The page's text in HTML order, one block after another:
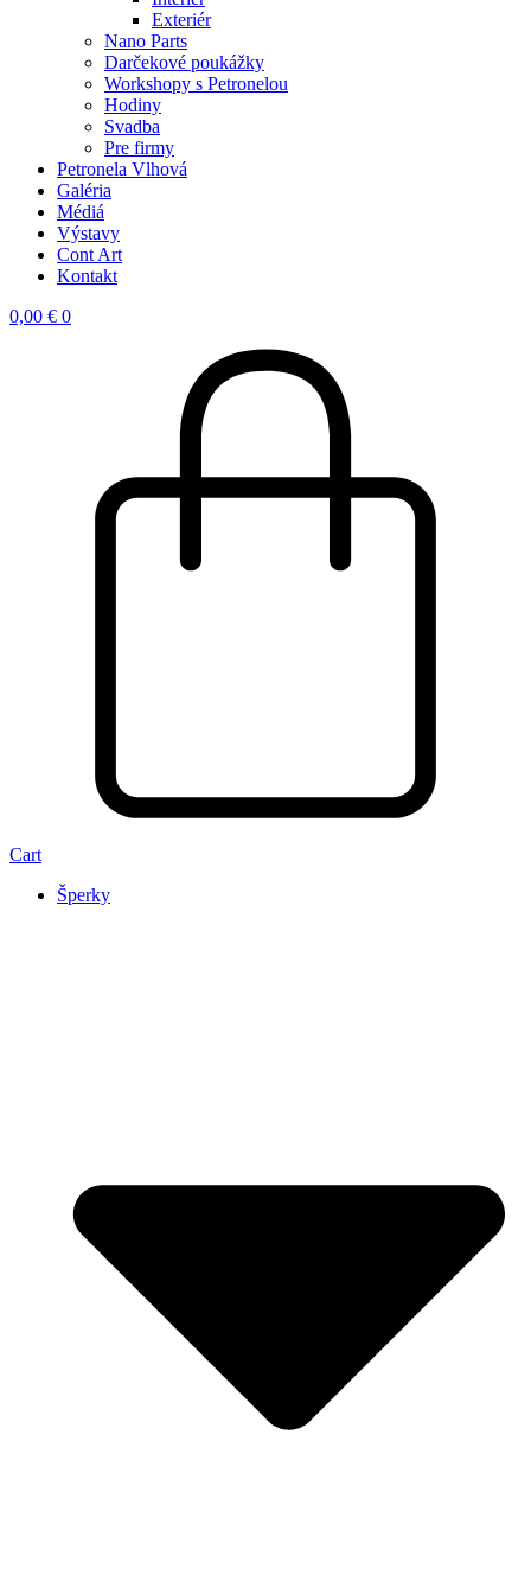
Exteriér
Nano Parts
Darčekové poukážky
Workshopy s Petronelou
Hodiny
Svadba
Pre firmy
Petronela Vlhová
Galéria
Médiá
Výstavy
Cont Art
Kontakt
0,00 € 0
Cart
Šperky